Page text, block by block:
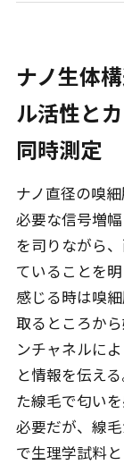
ナノ生体
ル活性と
同時測定
ナノ直径の嗅
必要な信号増
を司りながら
ていることを
感じる時は嗅
取るところか
ンチャネルに
と情報を伝え
た線毛で匂い
必要だが、線
で生理学試料